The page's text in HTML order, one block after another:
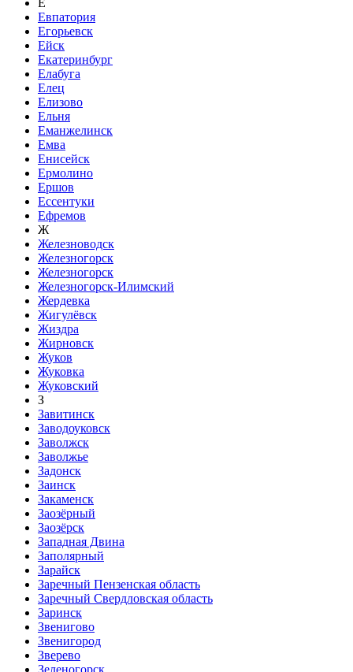
Евпатория
Егорьевск
Ейск
Екатеринбург
Елабуга
Елец
Елизово
Ельня
Еманжелинск
Емва
Енисейск
Ермолино
Ершов
Ессентуки
Ефремов
Ж
Железноводск
Железногорск
Железногорск
Железногорск-Илимский
Жердевка
Жигулёвск
Жиздра
Жирновск
Жуков
Жуковка
Жуковский
З
Завитинск
Заводоуковск
Заволжск
Заволжье
Задонск
Заинск
Закаменск
Заозёрный
Заозёрск
Западная Двина
Заполярный
Зарайск
Заречный Пензенская область
Заречный Свердловская область
Заринск
Звенигово
Звенигород
Зверево
Зеленогорск